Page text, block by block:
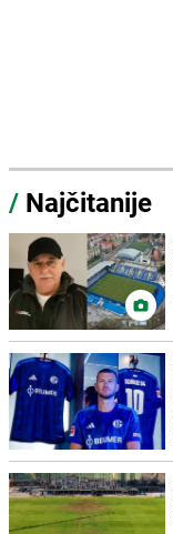
/ Najčitanije